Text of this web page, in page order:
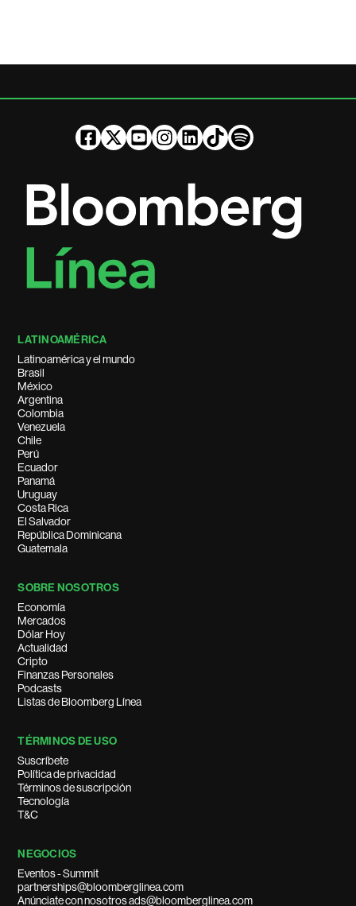
LATINOAMÉRICA
Latinoamérica y el mundo
Brasil
México
Argentina
Colombia
Venezuela
Chile
Perú
Ecuador
Panamá
Uruguay
Costa Rica
El Salvador
República Dominicana
Guatemala
SOBRE NOSOTROS
Economía
Mercados
Dólar Hoy
Actualidad
Cripto
Finanzas Personales
Podcasts
Listas de Bloomberg Línea
TÉRMINOS DE USO
Suscríbete
Política de privacidad
Términos de suscripción
Tecnología
T&C
NEGOCIOS
Eventos - Summit
partnerships@bloomberglinea.com
Anúnciate con nosotros ads@bloomberglinea.com